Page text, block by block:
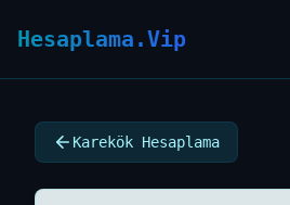
Hesaplama.Vip
Karekök Hesaplama